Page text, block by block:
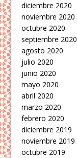
diciembre 2020
noviembre 2020
octubre 2020
septiembre 2020
agosto 2020
julio 2020
junio 2020
mayo 2020
abril 2020
marzo 2020
febrero 2020
diciembre 2019
noviembre 2019
octubre 2019